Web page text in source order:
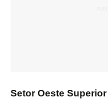
Setor Oeste Superior